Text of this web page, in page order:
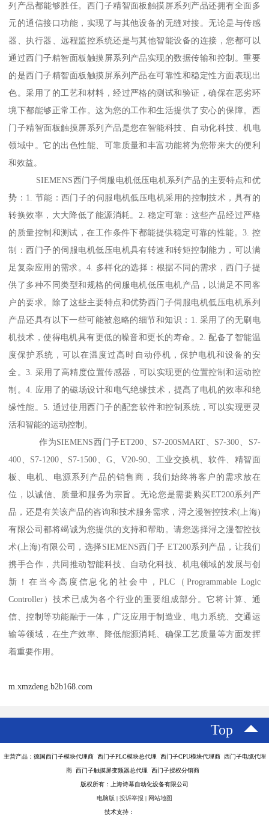
列产品都能够胜任。西门子精智面板触摸屏系列产品还拥有全面多
元的通信接口功能，实现了与其他设备的无缝对接。无论是与传感
器、执行器、远程监控系统还是与其他智能设备的连接，您都可以
通过西门子精智面板触摸屏系列产品实现的数据传输和控制。重要
的是西门子精智面板触摸屏系列产品在可靠性和稳定性方面表现出
色。采用了的工艺和材料，经过严格的测试和验证，确保在恶劣环
境下都能够正常工作。这为您的工作和生活提供了安心的保障。西
门子精智面板触摸屏系列产品是您在智能科技、自动化科技、机电
领域中。它的出色性能、可靠质量和丰富功能将为您带来大的便利
和效益。
SIEMENS西门子伺服电机低压电机系列产品的主要特点和优
势：1. 节能：西门子的伺服电机低压电机采用的控制技术，具有的
转换效率，大大降低了能源消耗。2. 稳定可靠：这些产品经过严格
的质量控制和测试，在工作条件下都能提供稳定可靠的性能。3. 控
制：西门子的伺服电机低压电机具有转速和转矩控制能力，可以满
足复杂应用的需求。4. 多样化的选择：根据不同的需求，西门子提
供了多种不同类型和规格的伺服电机低压电机产品，以满足不同客
户的要求。除了这些主要特点和优势西门子伺服电机低压电机系列
产品还具有以下一些可能被忽略的细节和知识：1. 采用了的无刷电
机技术，使得电机具有更低的噪音和更长的寿命。2. 配备了智能温
度保护系统，可以在温度过高时自动停机，保护电机和设备的安
全。3. 采用了高精度位置传感器，可以实现更的位置控制和运动控
制。4. 应用了的磁场设计和电气绝缘技术，提髙了电机的效率和绝
缘性能。5. 通过使用西门子的配套软件和控制系统，可以实现更灵
活和智能的运动控制。
作为SIEMENS西门子ET200、S7-200SMART、S7-300、S7-
400、S7-1200、S7-1500、G、V20-90、工业交换机、软件、精智面
板、电机、电源系列产品的销售商，我们始终将客户的需求放在
位，以诚信、质量和服务为宗旨。无论您是需要购买ET200系列产
品，还是有关该产品的咨询和技术服务需求，浔之漫智控技术(上海)
有限公司都将竭诚为您提供的支持和帮助。请您选择浔之漫智控技
术(上海)有限公司，选择SIEMENS西门子 ET200系列产品，让我们
携手合作，共同推动智能科技、自动化科技、机电领域的发展与创
新！在当今高度信息化的社会中，PLC（Programmable Logic
Controller）技术已成为各个行业的重要组成部分。它将计算、通
信、控制等功能融于一体，广泛应用于制造业、电力系统、交通运
输等领域，在生产效率、降低能源消耗、确保工艺质量等方面发挥
着重要作用。
m.xmzdeng.b2b168.com
Top
主营产品：德国西门子模块代理商 西门子PLC模块总代理 西门子CPU模块代理商 西门子电缆代理
商 西门子触摸屏变频器总代理 西门子授权分销商
版权所有：上海诗幕自动化设备有限公司
电脑版 | 投诉举报 | 网站地图
技术支持：